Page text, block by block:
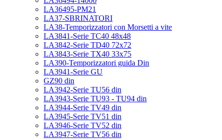
LA36495-PM21
LA37-SBRINATORI
LA38-Temporizzatori con Morsetti a vite
LA3841-Serie TC40 48x48
LA3842-Serie TD40 72x72
LA3843-Serie TX40 33x75
LA390-Temporizzatori guida Din
LA3941-Serie GU
GZ90 din
LA3942-Serie TU56 din
LA3943-Serie TU93 - TU94 din
LA3944-Serie TV49 din
LA3945-Serie TV51 din
LA3946-Serie TV52 din
LA3947-Serie TV56 din